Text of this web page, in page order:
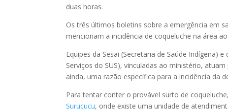
duas horas.
Os três últimos boletins sobre a emergência em
mencionam a incidência de coqueluche na área
Equipes da Sesai (Secretaria de Saúde Indígena)
Serviços do SUS), vinculadas ao ministério,
ainda, uma razão específica para a incidência da
Para tentar conter o provável surto de
Surucucu, onde existe uma unidade de